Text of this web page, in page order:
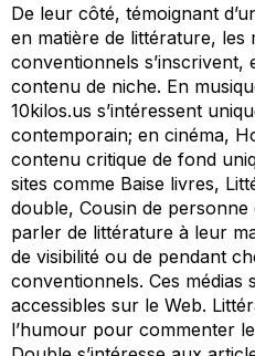
De leur côté, témoignant
en matière de littérature, les
conventionnels
contenu de niche. En
10kilos.us s’intéressent
contemporain; en cinéma,
contenu critique de fond
sites comme Baise livres,
double, Cousin de personne
parler de littérature à leur
de visibilité ou de pendant
conventionnels. Ces médias
accessibles sur le Web.
l’humour pour commenter